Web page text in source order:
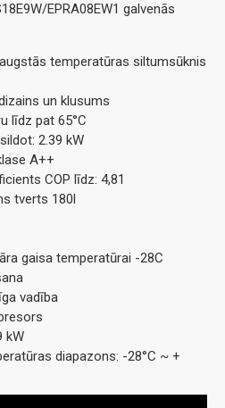
EPRA08EW1 galvenās
temperatūras siltumsūknis
un klusums
līdz pat 65°C
2.39 kW
A++
COP līdz: 4,81
tverts 180l
gaisa temperatūrai -28C
vadība
kW
diapazons: -28°C ~ +